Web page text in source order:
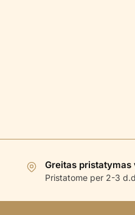
Greitas pristatymas
Pristatome per 2-3